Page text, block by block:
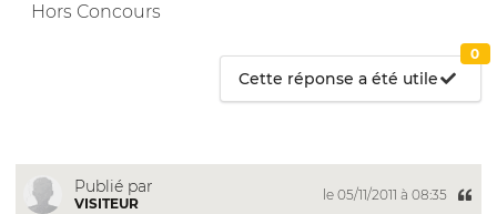
Hors Concours
Cette réponse a été utile
0
Publié par
VISITEUR
le 05/11/2011 à 08:35